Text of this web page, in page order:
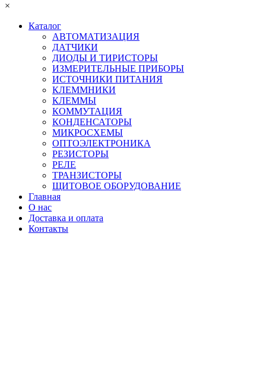
×
Каталог
АВТОМАТИЗАЦИЯ
ДАТЧИКИ
ДИОДЫ И ТИРИСТОРЫ
ИЗМЕРИТЕЛЬНЫЕ ПРИБОРЫ
ИСТОЧНИКИ ПИТАНИЯ
КЛЕММНИКИ
КЛЕММЫ
КОММУТАЦИЯ
КОНДЕНСАТОРЫ
МИКРОСХЕМЫ
ОПТОЭЛЕКТРОНИКА
РЕЗИСТОРЫ
РЕЛЕ
ТРАНЗИСТОРЫ
ЩИТОВОЕ ОБОРУДОВАНИЕ
Главная
О нас
Доставка и оплата
Контакты